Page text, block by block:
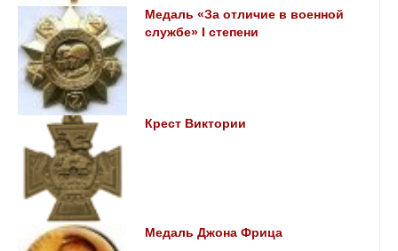
Медаль «За отличие в военной
службе» I степени
Крест Виктории
Медаль Джона Фрица